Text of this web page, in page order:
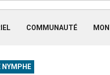
COMMUNAUTÉ
NYMPHE